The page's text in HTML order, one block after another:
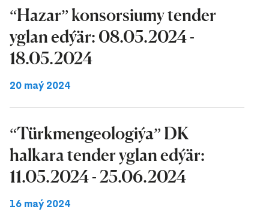
“Hazar” konsorsiumy tender
yglan edýär: 08.05.2024 -
18.05.2024
20 maý 2024
“Türkmengeologiýa” DK
halkara tender yglan edýär:
11.05.2024 - 25.06.2024
16 maý 2024